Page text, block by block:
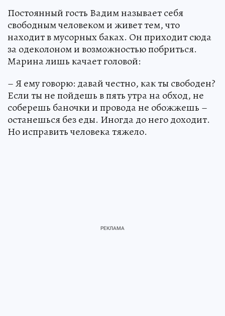
Постоянный гость Вадим называет себя
свободным человеком и живет тем, что
находит в мусорных баках. Он приходит сюда
за одеколоном и возможностью побриться.
Марина лишь качает головой:
– Я ему говорю: давай честно, как ты свободен?
Если ты не пойдешь в пять утра на обход, не
соберешь баночки и провода не обожжешь –
останешься без еды. Иногда до него доходит.
Но исправить человека тяжело.